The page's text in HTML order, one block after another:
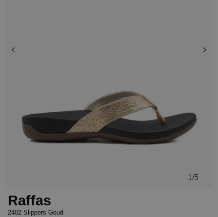
1 /5
Raffas
2402 Slippers Goud